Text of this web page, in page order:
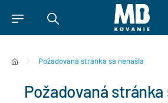
Požadovaná stránka sa nenašla
Požadovaná stránka